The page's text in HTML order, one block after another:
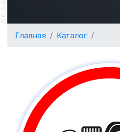
Главная Каталог